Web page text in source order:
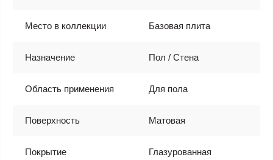
Место в коллекции Базовая плита
Назначение Пол / Стена
Область применения Для пола
Поверхность Матовая
Покрытие Глазурованная